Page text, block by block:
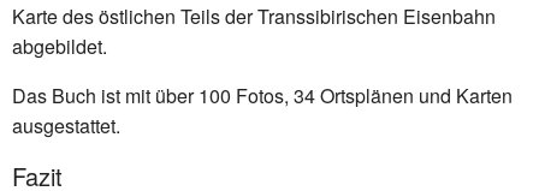
Karte des östlichen Teils der Transsibirischen Eisenbahn
abgebildet.
Das Buch ist mit über 100 Fotos, 34 Ortsplänen und Karten
ausgestattet.
Fazit